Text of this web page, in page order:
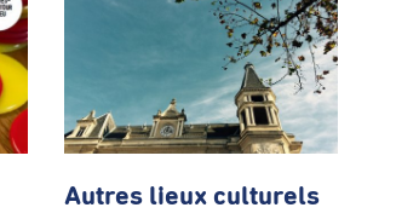
Autres lieux culturels